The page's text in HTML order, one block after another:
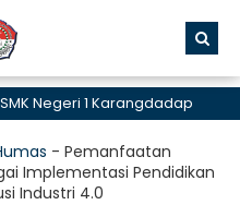
1 Karangdadap
- Pemanfaatan
Implementasi Pendidikan
Industri 4.0